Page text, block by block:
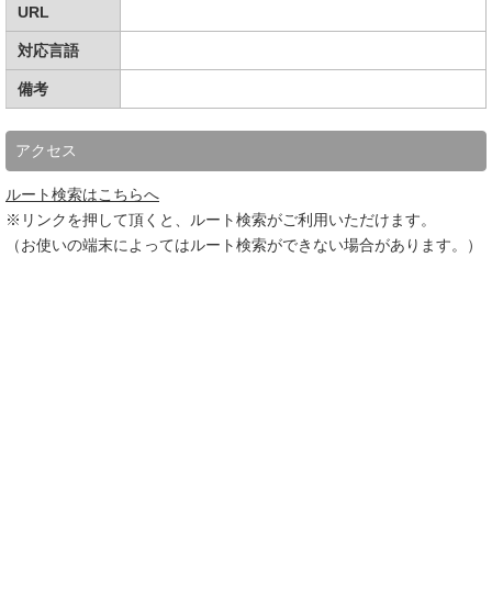
URL
対応言語
備考
アクセス
ルート検索はこちらへ
※リンクを押して頂くと、ルート検索がご利用いただけます。
（お使いの端末によってはルート検索ができない場合があります。）